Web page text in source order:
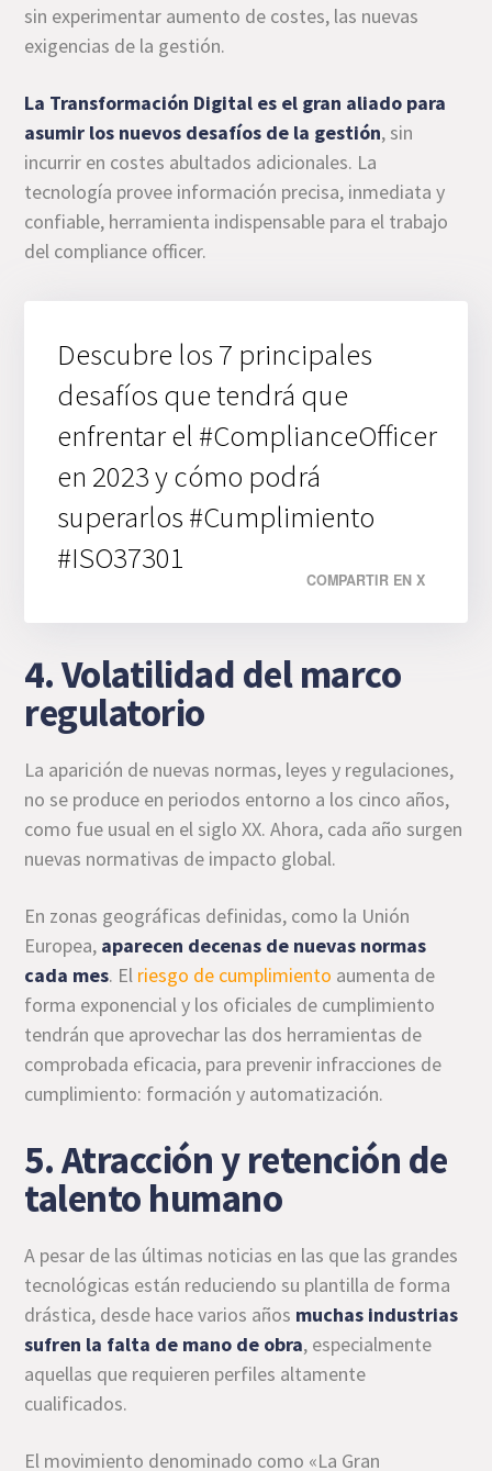
sin experimentar aumento de costes, las nuevas
exigencias de la gestión.
La Transformación Digital es el gran aliado para
asumir los nuevos desafíos de la gestión, sin
incurrir en costes abultados adicionales. La
tecnología provee información precisa, inmediata y
confiable, herramienta indispensable para el trabajo
del compliance officer.
Descubre los 7 principales
desafíos que tendrá que
enfrentar el #ComplianceOfficer
en 2023 y cómo podrá
superarlos #Cumplimiento
#ISO37301
COMPARTIR EN X
4. Volatilidad del marco
regulatorio
La aparición de nuevas normas, leyes y regulaciones,
no se produce en periodos entorno a los cinco años,
como fue usual en el siglo XX. Ahora, cada año surgen
nuevas normativas de impacto global.
En zonas geográficas definidas, como la Unión
Europea, aparecen decenas de nuevas normas
cada mes. El riesgo de cumplimiento aumenta de
forma exponencial y los oficiales de cumplimiento
tendrán que aprovechar las dos herramientas de
comprobada eficacia, para prevenir infracciones de
cumplimiento: formación y automatización.
5. Atracción y retención de
talento humano
A pesar de las últimas noticias en las que las grandes
tecnológicas están reduciendo su plantilla de forma
drástica, desde hace varios años muchas industrias
sufren la falta de mano de obra, especialmente
aquellas que requieren perfiles altamente
cualificados.
El movimiento denominado como «La Gran